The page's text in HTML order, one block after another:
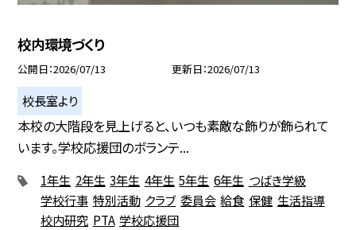
校内環境づくり
公開日 2026/07/13 更新日 2026/07/13
校長室より
本校の大階段を見上げると、いつも素敵な飾りが飾られて
います。学校応援団のボランテ...
1年生 2年生 3年生 4年生 5年生 6年生 つばき学級
学校行事 特別活動 クラブ 委員会 給食 保健 生活指導
校内研究 PTA 学校応援団